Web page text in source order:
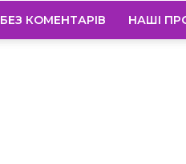
БЕЗ КОМЕНТАРІВ НАШІ